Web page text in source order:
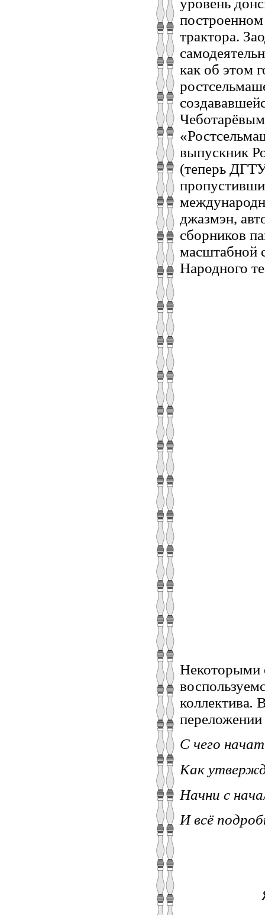
уровень
трактора.
как об этом
выпускник
(теперь
джазмэн,
сборников
масштабной
Народного
Некоторыми
коллектива.
С чего
Как
Начни с
И всё
Я